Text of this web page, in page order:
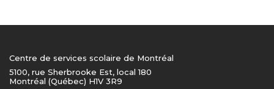
Centre de services scolaire de Montréal
5100, rue Sherbrooke Est, local 180
Montréal (Québec) H1V 3R9